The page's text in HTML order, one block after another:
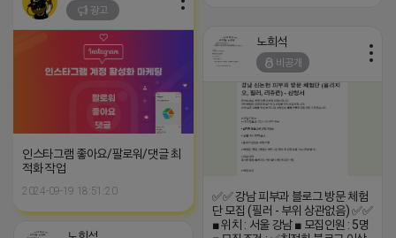
광고
인스타그램 좋아요/팔로워/댓글 최
적화 작업
2024-09-19 18:51:20
노희석
비공개
✅✅ 강남 피부과 블로그 방문 체험
단 모집 (필러 - 부위 상관없음) ✅✅
■ 위치 : 서울 강남 ■ 모집인원 : 5명